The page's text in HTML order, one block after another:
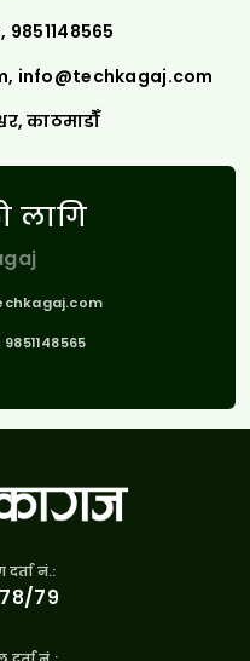
, info@techkagaj.com
काठमाडौँ
लागि
नं.:
७९